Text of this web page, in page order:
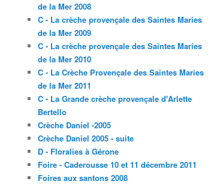
de la Mer 2008
C - La crèche provençale des Saintes Maries
de la Mer 2009
C - La crèche provençale des Saintes Maries
de la Mer 2010
C - La Crèche Provençale des Saintes Maries
de la Mer 2011
C - La Grande crèche provençale d'Arlette
Bertello
Crèche Daniel -2005
Crèche Daniel 2005 - suite
D - Floralies à Gérone
Foire - Caderousse 10 et 11 décembre 2011
Foires aux santons 2008